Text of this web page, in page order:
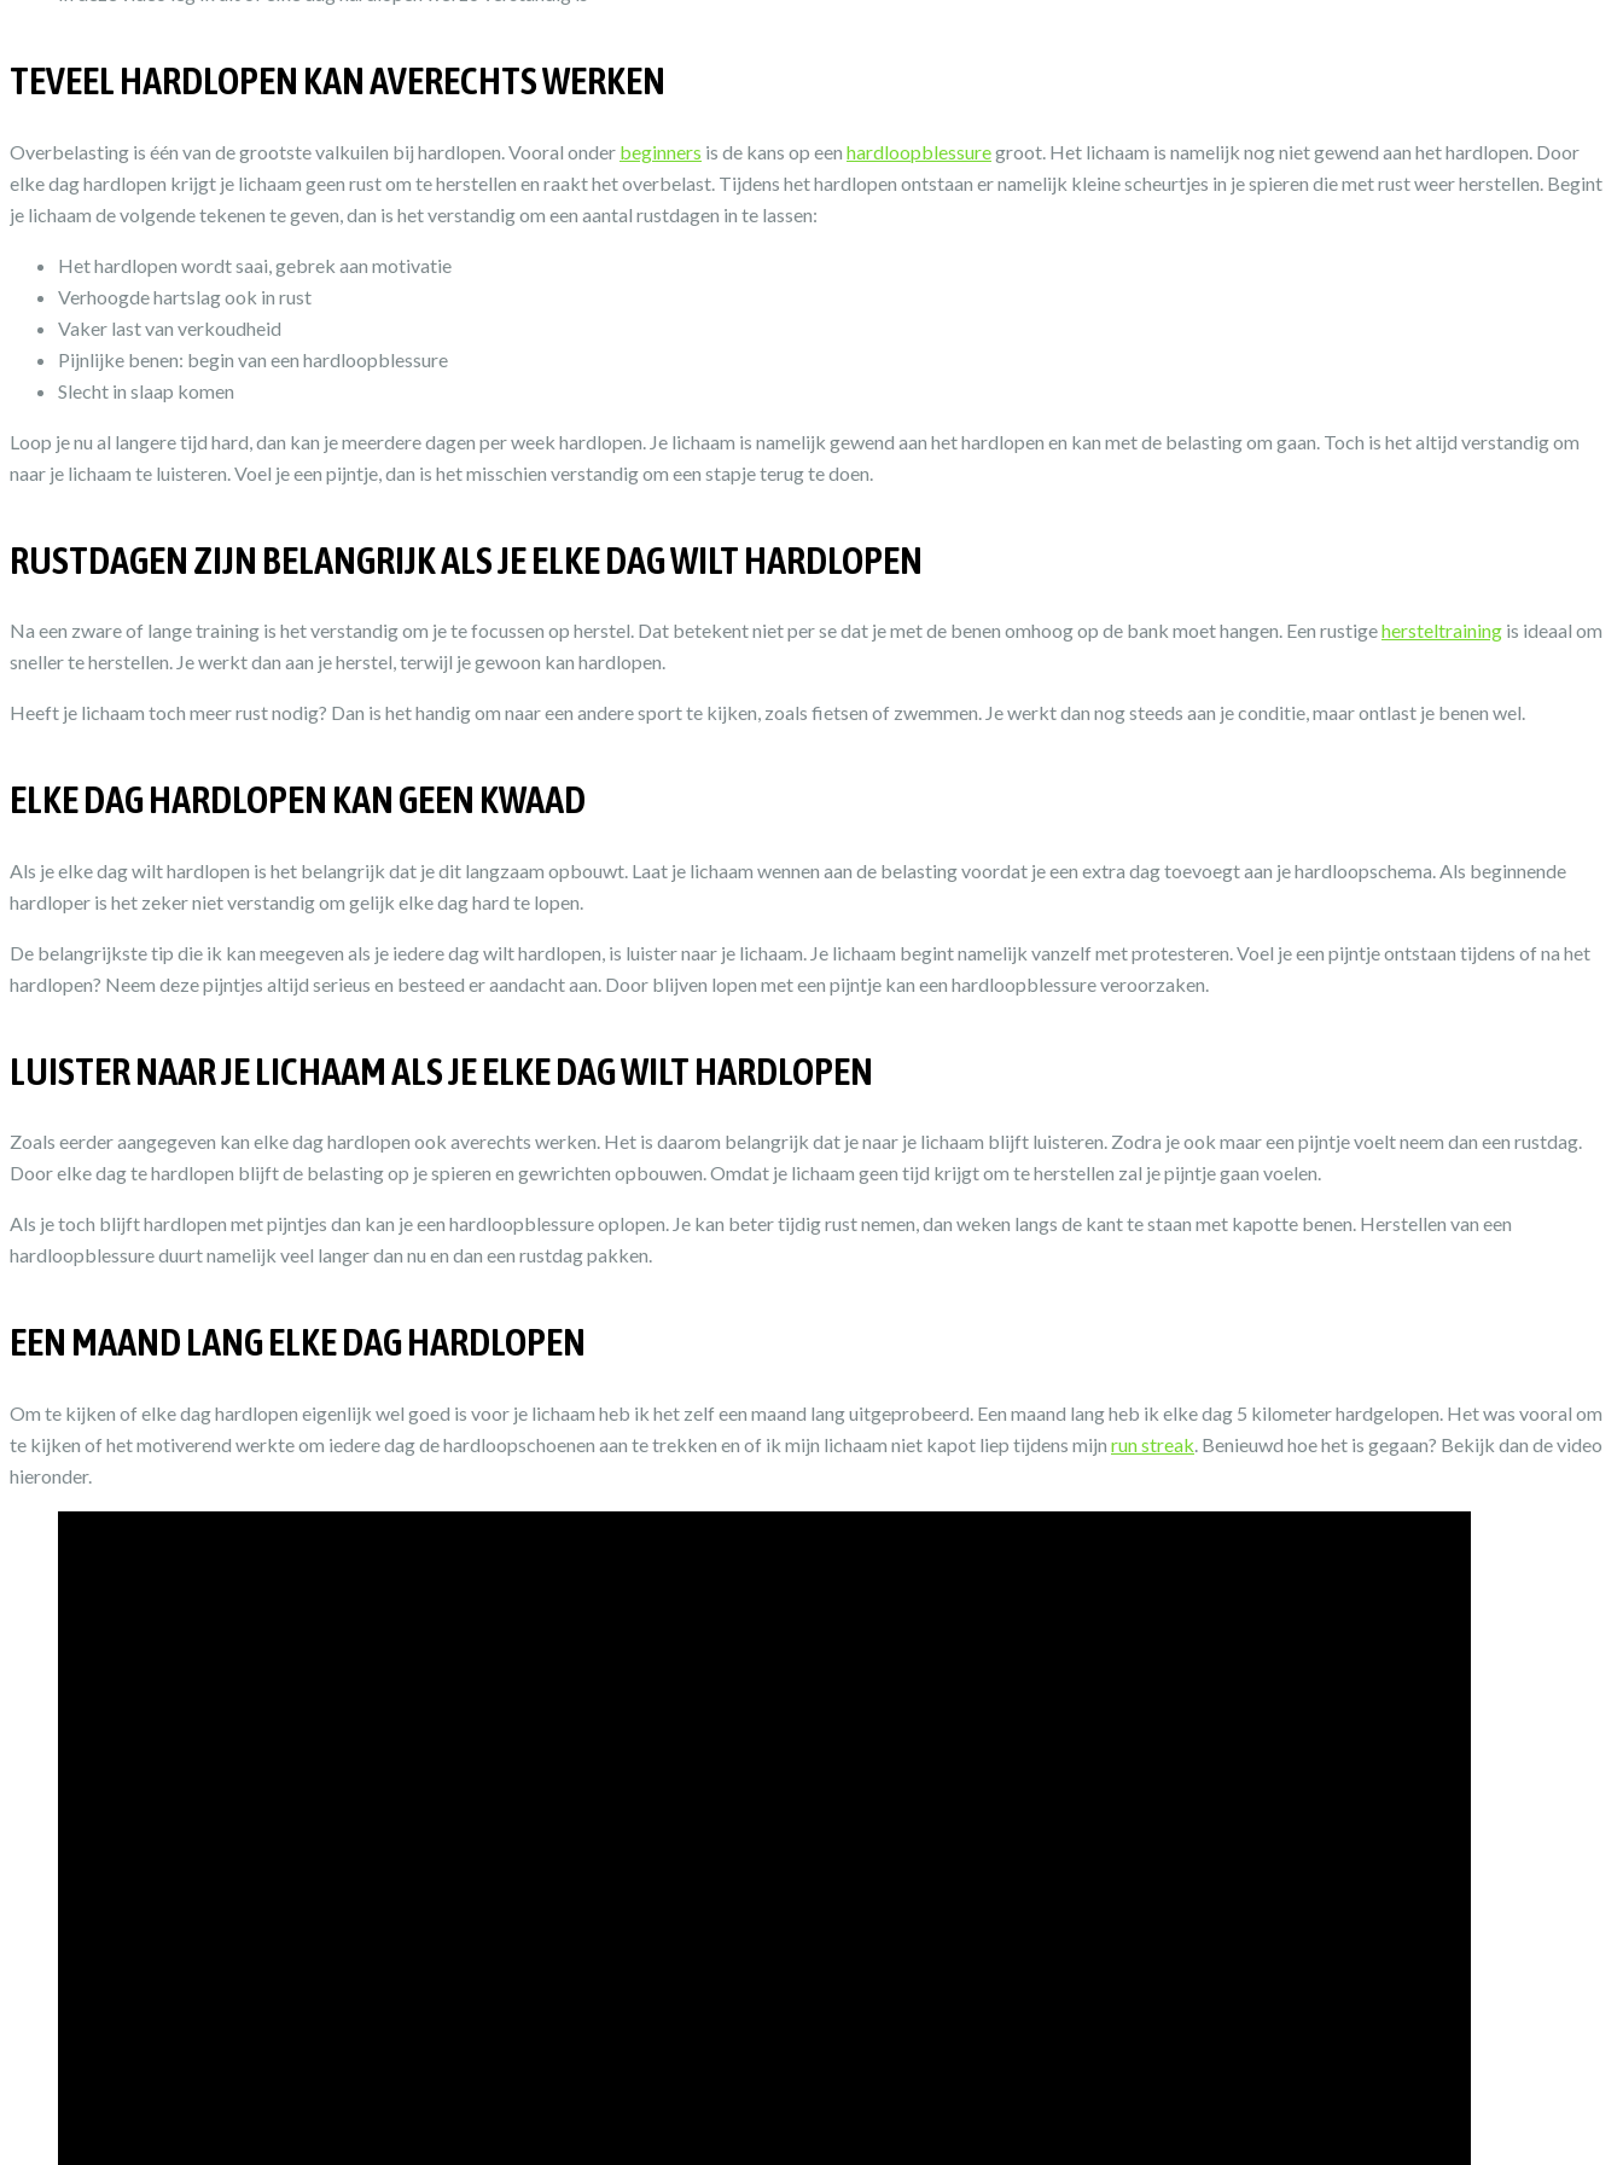
TEVEEL HARDLOPEN KAN AVERECHTS WERKEN
Overbelasting is één van de grootste valkuilen bij hardlopen. Vooral onder beginners is de kans op een hardloopblessuregroot. Het lichaam is namelijk nog niet gewend aan het hardlopen. Door
elke dag hardlopen krijgt je lichaam geen rust om te herstellen en raakt het overbelast. Tijdens het hardlopen ontstaan er namelijk kleine scheurtjes in je spieren die met rust weer herstellen. Begint
je lichaam de volgende tekenen te geven, dan is het verstandig om een aantal rustdagen in te lassen:
Het hardlopen wordt saai, gebrek aan motivatie
Verhoogde hartslag ook in rust
Vaker last van verkoudheid
Pijnlijke benen: begin van een hardloopblessure
Slecht in slaap komen
Loop je nu al langere tijd hard, dan kan je meerdere dagen per week hardlopen. Je lichaam is namelijk gewend aan het hardlopen en kan met de belasting om gaan. Toch is het altijd verstandig om
naar je lichaam te luisteren. Voel je een pijntje, dan is het misschien verstandig om een stapje terug te doen.
RUSTDAGEN ZIJN BELANGRIJK ALS JE ELKE DAG WILT HARDLOPEN
Na een zware of lange training is het verstandig om je te focussen op herstel. Dat betekent niet per se dat je met de benen omhoog op de bank moet hangen. Een rustigehersteltraining is ideaal om
sneller te herstellen. Je werkt dan aan je herstel, terwijl je gewoon kan hardlopen.
Heeft je lichaam toch meer rust nodig? Dan is het handig om naar een andere sport te kijken, zoals fietsen of zwemmen. Je werkt dan nog steeds aan je conditie, maar ontlast je benen wel.
ELKE DAG HARDLOPEN KAN GEEN KWAAD
Als je elke dag wilt hardlopen is het belangrijk dat je dit langzaam opbouwt. Laat je lichaam wennen aan de belasting voordat je een extra dag toevoegt aan je hardloopschema. Als beginnende
hardloper is het zeker niet verstandig om gelijk elke dag hard te lopen.
De belangrijkste tip die ik kan meegeven als je iedere dag wilt hardlopen, is luister naar je lichaam. Je lichaam begint namelijk vanzelf met protesteren. Voel je een pijntje ontstaan tijdens of na het
hardlopen? Neem deze pijntjes altijd serieus en besteed er aandacht aan. Door blijven lopen met een pijntje kan een hardloopblessure veroorzaken.
LUISTER NAAR JE LICHAAM ALS JE ELKE DAG WILT HARDLOPEN
Zoals eerder aangegeven kan elke dag hardlopen ook averechts werken. Het is daarom belangrijk dat je naar je lichaam blijft luisteren. Zodra je ook maar een pijntje voelt neem dan een rustdag.
Door elke dag te hardlopen blijft de belasting op je spieren en gewrichten opbouwen. Omdat je lichaam geen tijd krijgt om te herstellen zal je pijntje gaan voelen.
Als je toch blijft hardlopen met pijntjes dan kan je een hardloopblessure oplopen. Je kan beter tijdig rust nemen, dan weken langs de kant te staan met kapotte benen. Herstellen van een
hardloopblessure duurt namelijk veel langer dan nu en dan een rustdag pakken.
EEN MAAND LANG ELKE DAG HARDLOPEN
Om te kijken of elke dag hardlopen eigenlijk wel goed is voor je lichaam heb ik het zelf een maand lang uitgeprobeerd. Een maand lang heb ik elke dag 5 kilometer hardgelopen. Het was vooral om
te kijken of het motiverend werkte om iedere dag de hardloopschoenen aan te trekken en of ik mijn lichaam niet kapot liep tijdens mijn run streak. Benieuwd hoe het is gegaan? Bekijk dan de video
hieronder.